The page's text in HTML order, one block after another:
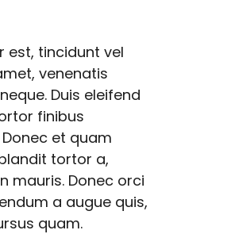
est, tincidunt vel
venenatis
Duis eleifend
finibus
et quam
tortor a,
mauris. Donec orci
a augue quis,
quam.